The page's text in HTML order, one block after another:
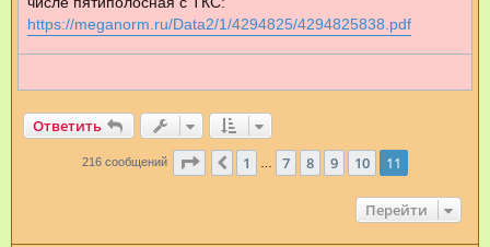
н
и
https://meganorm.ru/Data2/1/4294825/4294825838.pdf
Ответить
216 сообщений Страница 11 из
Пред.
1 7 8 9 10 11
Перейти